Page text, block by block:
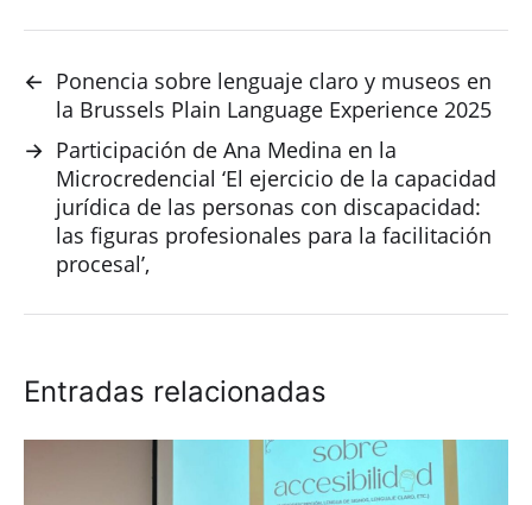
← Ponencia sobre lenguaje claro y museos en
la Brussels Plain Language Experience 2025
→ Participación de Ana Medina en la
Microcredencial ‘El ejercicio de la capacidad
jurídica de las personas con discapacidad:
las figuras profesionales para la facilitación
procesal’,
Entradas relacionadas